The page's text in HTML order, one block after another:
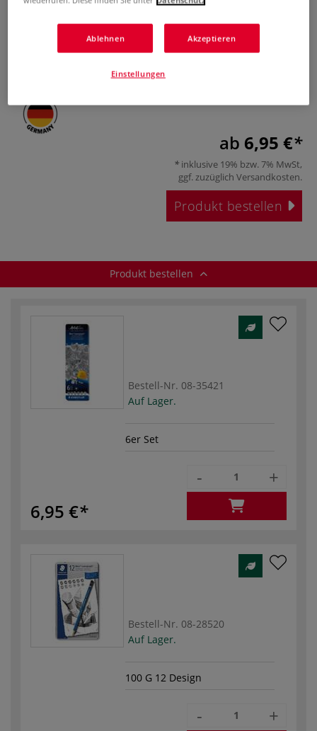
Schraffieren. Ideal für professionelle grafische und
ab 6,95 €
inklusive 19% bzw. 7% MwSt,
ggf. zuzüglich Versandkosten.
Produkt bestellen
Produkt bestellen
Bestell-Nr. 08-35421
Auf Lager.
6er Set
6,95 €
- +
Bestell-Nr. 08-28520
Auf Lager.
100 G 12 Design
- +
Ablehnen Akzeptieren
Einstellungen